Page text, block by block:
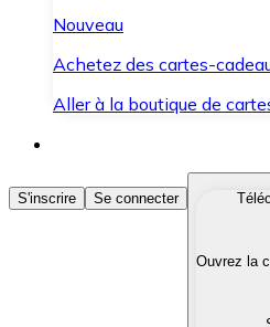
Nouveau
Achetez des cartes-
Aller à la boutique de
Acheter des
Achetez les
Convertissez vos
S'inscrire Se connecter
Ouvrez la